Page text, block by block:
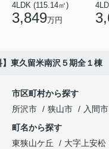
4LDK (115.14㎡)
3,849万円
】東久留米南沢５期全１
市区町村から探す
所沢市
狭山市 入間市
町名から探す
東狭山ケ丘
大字上安松